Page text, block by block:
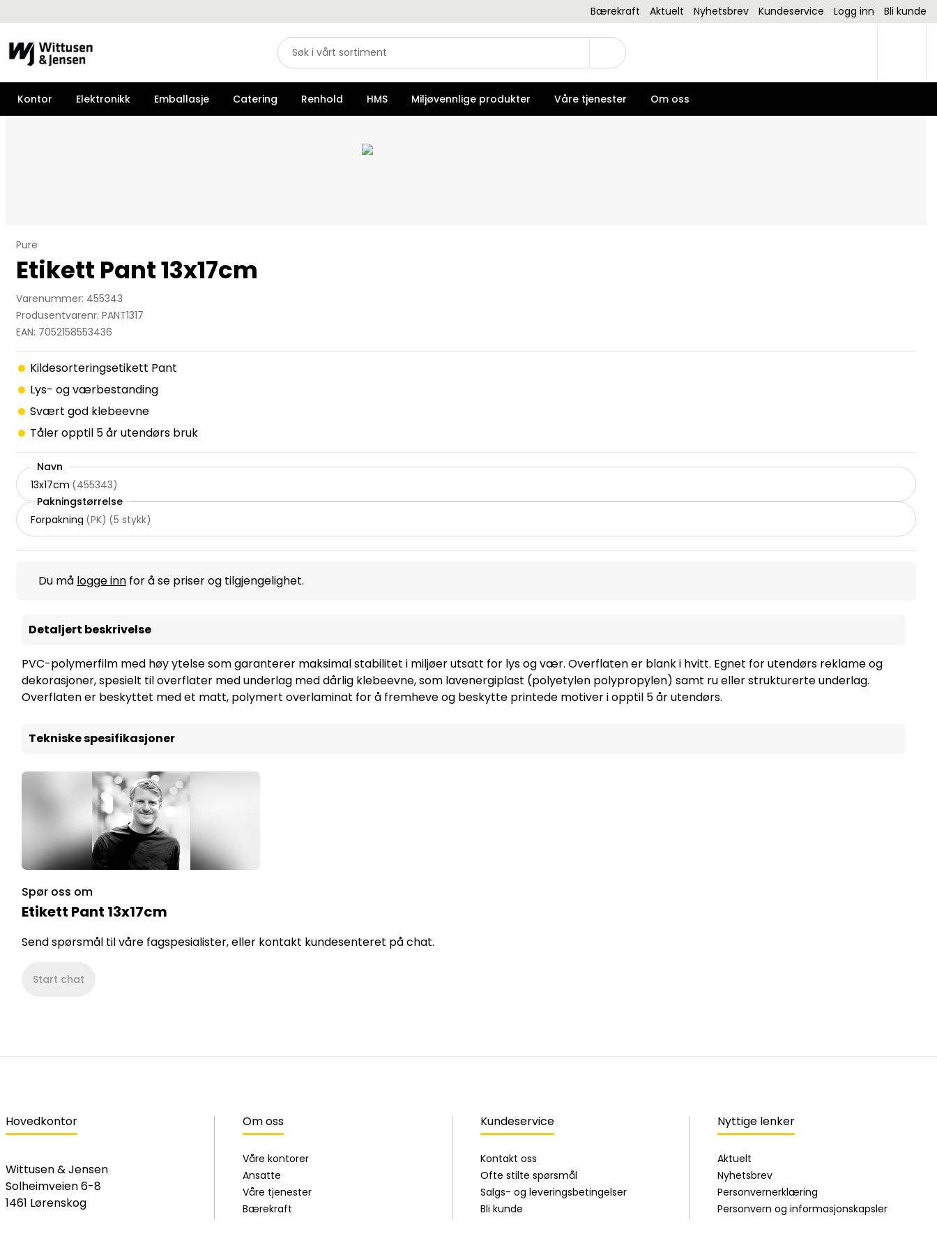
Bærekraft Aktuelt Nyhetsbrev Kundeservice Logg inn Bli kunde
Kontor Elektronikk Emballasje Catering Renhold HMS Miljøvennlige produkter Våre tjenester Om oss
Pure
Etikett Pant 13x17cm
Varenummer: 455343
Produsentvarenr: PANT1317
EAN: 7052158553436
Kildesorteringsetikett Pant
Lys- og værbestanding
Svært god klebeevne
Tåler opptil 5 år utendørs bruk
Navn
13x17cm (455343)
Pakningstørrelse
Forpakning (PK) (5 stykk)
Du må logge inn for å se priser og tilgjengelighet.
Detaljert beskrivelse
PVC-polymerfilm med høy ytelse som garanterer maksimal stabilitet i miljøer utsatt for lys og vær. Overflaten er blank i hvitt. Egnet for utendørs reklame og
dekorasjoner, spesielt til overflater med underlag med dårlig klebeevne, som lavenergiplast (polyetylen polypropylen) samt ru eller strukturerte underlag.
Overflaten er beskyttet med et matt, polymert overlaminat for å fremheve og beskytte printede motiver i opptil 5 år utendørs.
Tekniske spesifikasjoner
Spør oss om
Etikett Pant 13x17cm
Send spørsmål til våre fagspesialister, eller kontakt kundesenteret på chat.
Start chat
Hovedkontor
Wittusen & Jensen
Solheimveien 6-8
1461 Lørenskog
Om oss
Våre kontorer
Ansatte
Våre tjenester
Bærekraft
Kundeservice
Kontakt oss
Ofte stilte spørsmål
Salgs- og leveringsbetingelser
Bli kunde
Nyttige lenker
Aktuelt
Nyhetsbrev
Personvernerklæring
Personvern og informasjonskapsler